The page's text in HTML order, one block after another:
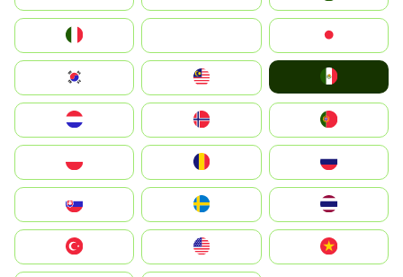
South Korea
United States